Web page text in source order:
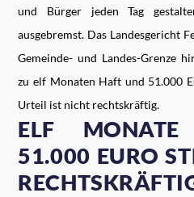
und Bürger jeden Tag
ausgebremst. Das Landesgericht
Gemeinde- und Landes-Grenze
zu elf Monaten Haft und 51.000
Urteil ist nicht rechtskräftig.
ELF
51.000 EURO